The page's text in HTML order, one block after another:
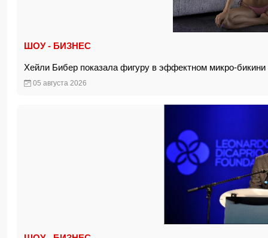
ШОУ - БИЗНЕС
Хейли Бибер показала фигуру в эффектном микро-
05 августа 2026